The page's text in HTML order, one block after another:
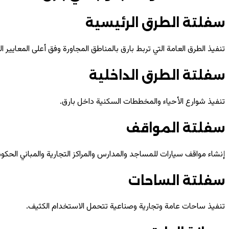
سفلتة الطرق الرئيسية
تنفيذ الطرق العامة التي تربط بارق بالمناطق المجاورة وفق أعلى المعايير
سفلتة الطرق الداخلية
تنفيذ شوارع الأحياء والمخططات السكنية داخل بارق.
سفلتة المواقف
إنشاء مواقف سيارات للمساجد والمدارس والمراكز التجارية والمباني
سفلتة الساحات
تنفيذ ساحات عامة وتجارية وصناعية تتحمل الاستخدام الكثيف.